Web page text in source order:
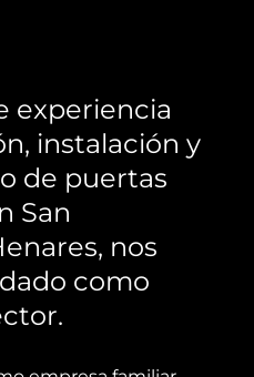
experiencia
instalación y
de puertas
San
nos
como